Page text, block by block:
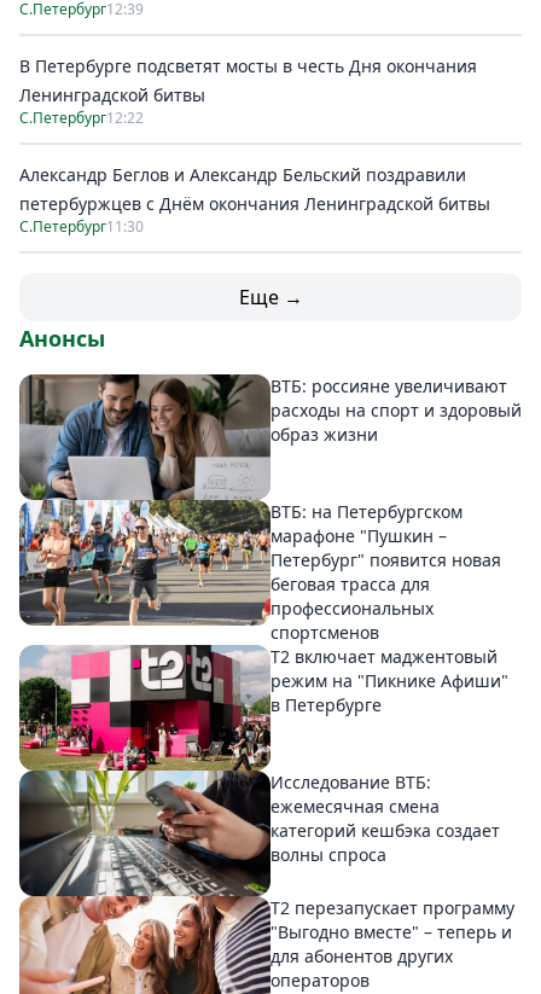
С.Петербург12:39
В Петербурге подсветят мосты в честь Дня окончания
Ленинградской битвы
С.Петербург12:22
Александр Беглов и Александр Бельский поздравили
петербуржцев с Днём окончания Ленинградской битвы
С.Петербург11:30
Еще →
Анонсы
ВТБ: россияне увеличивают
расходы на спорт и здоровый
образ жизни
ВТБ: на Петербургском
марафоне "Пушкин –
Петербург" появится новая
беговая трасса для
профессиональных
спортсменов
Т2 включает маджентовый
режим на "Пикнике Афиши"
в Петербурге
Исследование ВТБ:
ежемесячная смена
категорий кешбэка создает
волны спроса
Т2 перезапускает программу
"Выгодно вместе" – теперь и
для абонентов других
операторов